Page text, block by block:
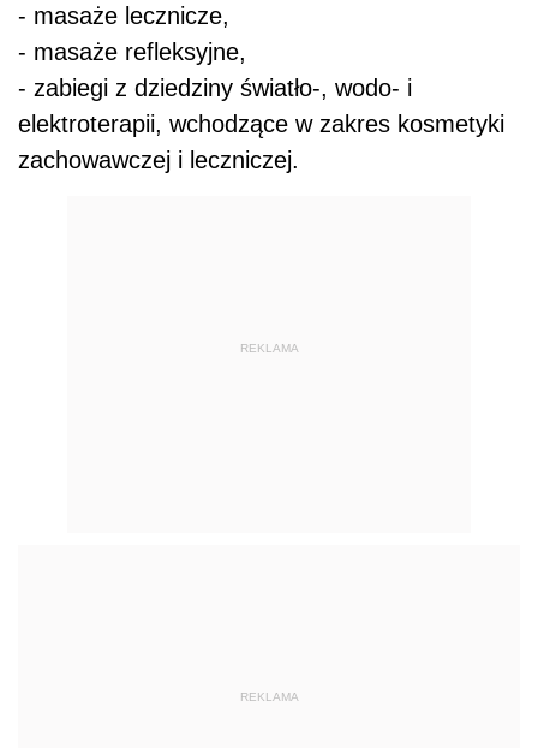
- masaże lecznicze,
- masaże refleksyjne,
- zabiegi z dziedziny światło-, wodo- i
elektroterapii, wchodzące w zakres kosmetyki
zachowawczej i leczniczej.
REKLAMA
REKLAMA